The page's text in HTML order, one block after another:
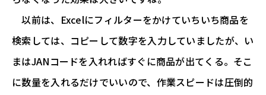
以前は、Excelにフィルターをかけていちいち商品を
検索しては、コピーして数字を入力していましたが、い
まはJANコードを入れればすぐに商品が出てくる。そこ
に数量を入れるだけでいいので、作業スピードは圧倒的